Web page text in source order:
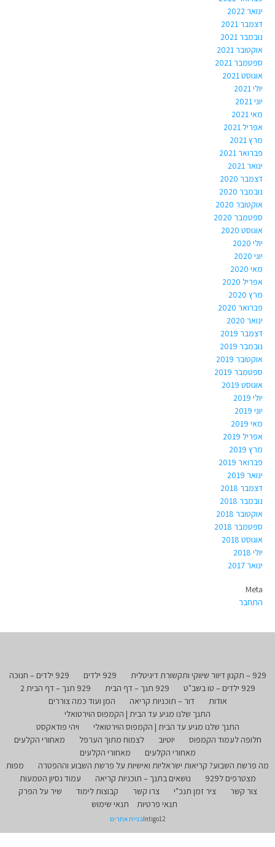
ינואר 2022
דצמבר 2021
נובמבר 2021
אוקטובר 2021
ספטמבר 2021
אוגוסט 2021
יולי 2021
יוני 2021
מאי 2021
אפריל 2021
מרץ 2021
פברואר 2021
ינואר 2021
דצמבר 2020
נובמבר 2020
אוקטובר 2020
ספטמבר 2020
אוגוסט 2020
יולי 2020
יוני 2020
מאי 2020
אפריל 2020
מרץ 2020
פברואר 2020
ינואר 2020
דצמבר 2019
נובמבר 2019
אוקטובר 2019
ספטמבר 2019
אוגוסט 2019
יולי 2019
יוני 2019
מאי 2019
אפריל 2019
מרץ 2019
פברואר 2019
ינואר 2019
דצמבר 2018
נובמבר 2018
אוקטובר 2018
ספטמבר 2018
אוגוסט 2018
יולי 2018
ינואר 2017
Meta
התחבר
929 – תקנון דיוור שיווקי ותקשורת דיגיטלית 929 ילדים
929 ילדים – חנוכה
929 ילדים – טו בשב"ט
929 תנך – דף הבית
929 תנך – דף הבית 2
אודות
דור – תוכניות קריאה
המן ועוד כמה צוררים
התנך שלנו מגיע עד הבית | הקמפוס הוירטואלי
התנך שלנו מגיע עד הבית | הקמפוס הוירטואלי
ויהי פודאקסט
חלופה לעמוד הקמפוס
יוטיוב לצמוח מתוך הערפל
מאחורי הקלעים
מאחורי הקלעים
מאחורי הקלעים
מה פרשת השבוע? קריאות ישראליות ואישיות על פרשת השבוע וההפטרה
מפות
מצטרפים ל929
נושאים בתנך – תוכניות קריאה
עמוד נסיון הטמעות
צור קשר
ציר זמן תנכ"י צרו קשר קבוצות לימוד
שיר על הפרק
תנאי פרטיות
תנאי שימוש
Intigo12בניית אתרים